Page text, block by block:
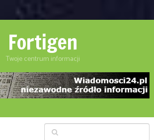
Fortigen
Twoje centrum informacji